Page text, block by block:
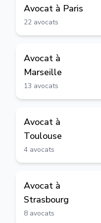
Avocat à Paris
22 avocats
Avocat à
Marseille
13 avocats
Avocat à
Toulouse
4 avocats
Avocat à
Strasbourg
8 avocats